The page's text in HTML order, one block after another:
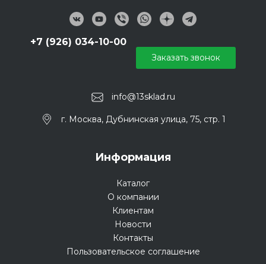
info@13sklad.ru
+7 (926) 034-10-00
г. Москва, Дубнинская улица, 75, стр. 1
Заказать звонок
Информация
Каталог
О компании
Клиентам
Новости
Контакты
Пользовательское соглашение